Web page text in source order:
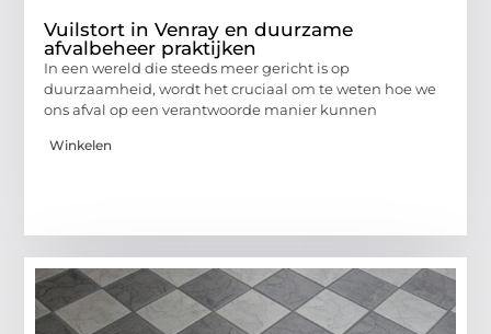
Vuilstort in Venray en duurzame
afvalbeheer praktijken
In een wereld die steeds meer gericht is op
duurzaamheid, wordt het cruciaal om te weten hoe we
ons afval op een verantwoorde manier kunnen
Winkelen